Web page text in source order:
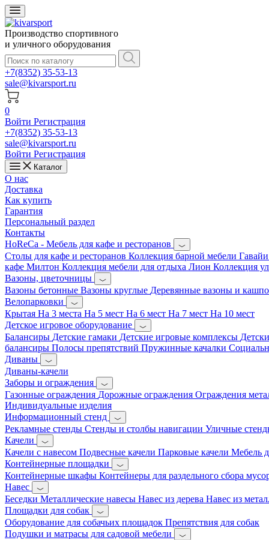
Производство спортивного
и уличного оборудования
+7(8352) 35-53-13
sale@kivarsport.ru
0
Войти Регистрация
+7(8352) 35-53-13
sale@kivarsport.ru
Войти Регистрация
Каталог
О нас
Доставка
Как купить
Гарантия
Персональный раздел
Контакты
HoReCa - Мебель для кафе и ресторанов
Cтолы для кафе и ресторанов Коллекция барной мебели
кафе Милтон Коллекция мебели для отдыха Лион Коллекция
Вазоны, цветочницы
Вазоны бетонные Вазоны круглые Деревянные вазоны и
Велопарковки
Крытая На 3 места На 5 мест На 6 мест На 7 мест На 10 мест
Детское игровое оборудование
Балансиры Детские гамаки Детские игровые комплексы
балансиры Полосы препятствий Пружинные качалки
Диваны
Диваны-качели
Заборы и ограждения
Газонные ограждения Дорожные ограждения Ограждения
Индивидуальные изделия
Информационный стенд
Рекламные стенды Стенды и столбы навигации Уличные
Качели
Качели с навесом Подвесные качели Парковые качели Мебель
Контейнерные площадки
Контейнерные шкафы Контейнеры для раздельного сбора
Навес
Беседки Металлические навесы Навес из дерева Навес из
Площадки для собак
Оборудование для собачьих площадок Препятствия для собак
Подушки и матрасы для садовой мебели